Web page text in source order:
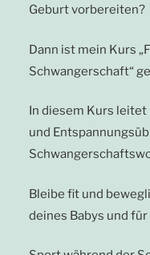
Geburt vorbereiten?
Dann ist mein Kurs
Schwangerschaft“
In diesem Kurs
und
Bleibe fit und
deines Babys und